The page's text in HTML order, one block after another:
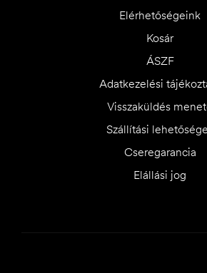
Elérhetőségeink
Kosár
ÁSZF
Adatkezelési
Visszaküldés
Szállítási
Cseregarancia
Elállási jog